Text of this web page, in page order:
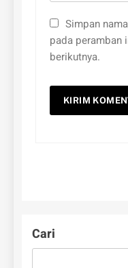
Simpan
pada peramban
berikutnya.
Cari